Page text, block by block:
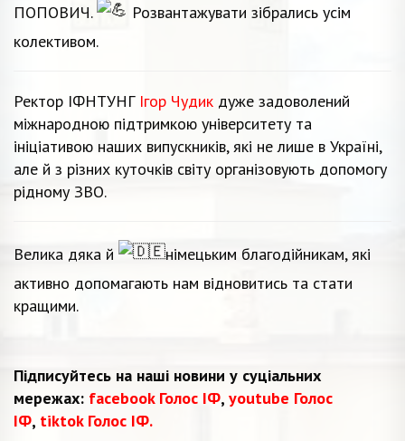
ПОПОВИЧ.
Розвантажувати зібрались усім
колективом.
Ректор ІФНТУНГ Ігор Чудик дуже задоволений
міжнародною підтримкою університету та
ініціативою наших випускників, які не лише в Україні,
але й з різних куточків світу організовують допомогу
рідному ЗВО.
Велика дяка й
німецьким благодійникам, які
активно допомагають нам відновитись та стати
кращими.
Підписуйтесь на наші новини у суціальних
мережах: facebook Голос ІФ, youtube Голос
ІФ, tiktok Голос ІФ.